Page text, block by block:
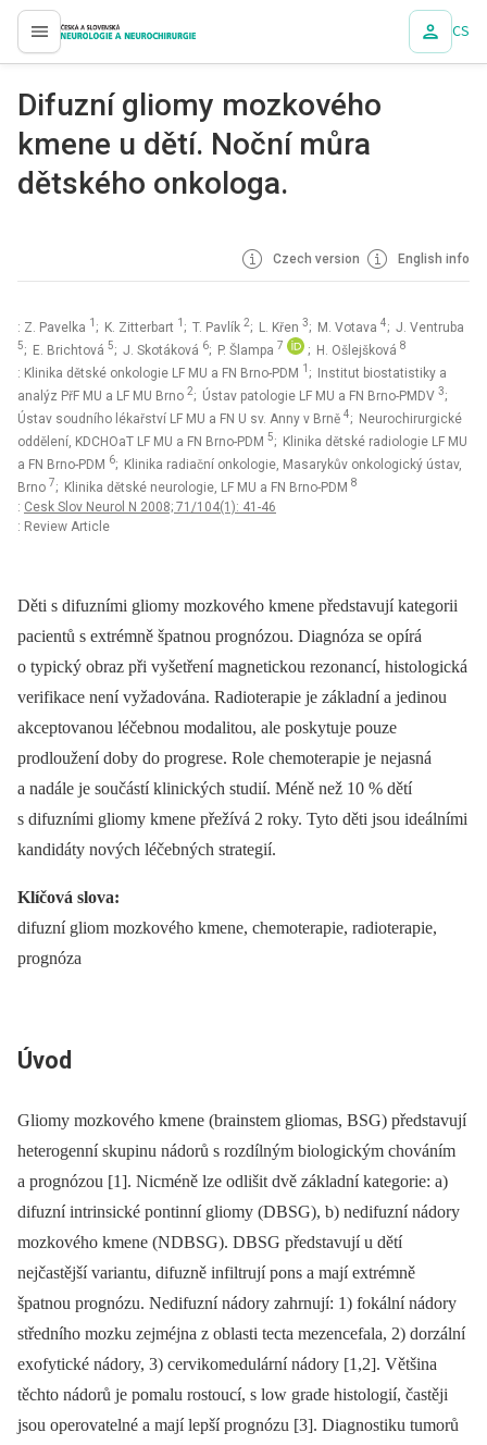
proLékaře.cz CS
Difuzní gliomy mozkového
kmene u dětí. Noční můra
dětského onkologa.
Czech version English info
: Z. Pavelka 1 ; K. Zitterbart 1 ; T. Pavlík 2; L. Křen 3; M. Votava 4; J. Ventruba
5; E. Brichtová 5; J. Skotáková 6; P. Šlampa 7 ; H. Ošlejšková 8
: Klinika dětské onkologie LF MU a FN Brno-PDM 1 ; Institut biostatistiky a
analýz PřF MU a LF MU Brno 2; Ústav patologie LF MU a FN Brno-PMDV 3;
Ústav soudního lékařství LF MU a FN U sv. Anny v Brně 4; Neurochirurgické
oddělení, KDCHOaT LF MU a FN Brno-PDM 5; Klinika dětské radiologie LF MU
a FN Brno-PDM 6; Klinika radiační onkologie, Masarykův onkologický ústav,
Brno 7; Klinika dětské neurologie, LF MU a FN Brno-PDM 8
: Cesk Slov Neurol N 2008; 71/104(1): 41-46
: Review Article
Děti s difuzními gliomy mozkového kmene představují kategorii
pacientů s extrémně špatnou prognózou. Diagnóza se opírá
o typický obraz při vyšetření magnetickou rezonancí, histologická
verifikace není vyžadována. Radioterapie je základní a jedinou
akceptovanou léčebnou modalitou, ale poskytuje pouze
prodloužení doby do progrese. Role chemoterapie je nejasná
a nadále je součástí klinických studií. Méně než 10 % dětí
s difuzními gliomy kmene přežívá 2 roky. Tyto děti jsou ideálními
kandidáty nových léčebných strategií.
Klíčová slova:
difuzní gliom mozkového kmene, chemoterapie, radioterapie,
prognóza
Úvod
Gliomy mozkového kmene (brainstem gliomas, BSG) představují
heterogenní skupinu nádorů s rozdílným biologickým chováním
a prognózou [1]. Nicméně lze odlišit dvě základní kategorie: a)
difuzní intrinsické pontinní gliomy (DBSG), b) nedifuzní nádory
mozkového kmene (NDBSG). DBSG představují u dětí
nejčastější variantu, difuzně infiltrují pons a mají extrémně
špatnou prognózu. Nedifuzní nádory zahrnují: 1) fokální nádory
středního mozku zejméjna z oblasti tecta mezencefala, 2) dorzální
exofytické nádory, 3) cervikomedulární nádory [1,2]. Většina
těchto nádorů je pomalu rostoucí, s low grade histologií, častěji
jsou operovatelné a mají lepší prognózu [3]. Diagnostiku tumorů